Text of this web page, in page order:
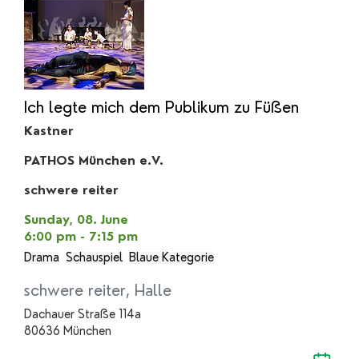
Ich legte mich dem Publikum zu Füßen
Kastner
PATHOS München e.V.
schwere reiter
Sunday, 08. June
6:00 pm - 7:15 pm
Drama Schauspiel Blaue Kategorie
schwere reiter, Halle
Dachauer Straße 114a
80636 München